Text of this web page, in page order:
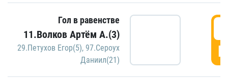
Гол в равенстве
11.Волков Артём А.(3)
29.Петухов Егор(5), 97.Сероух
Даниил(21)